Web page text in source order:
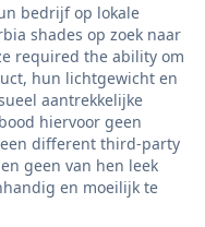
bedrijf op lokale
shades op zoek naar
required the ability om
hun lichtgewicht en
aantrekkelijke
hiervoor geen
different third-party
geen van hen leek
en moeilijk te